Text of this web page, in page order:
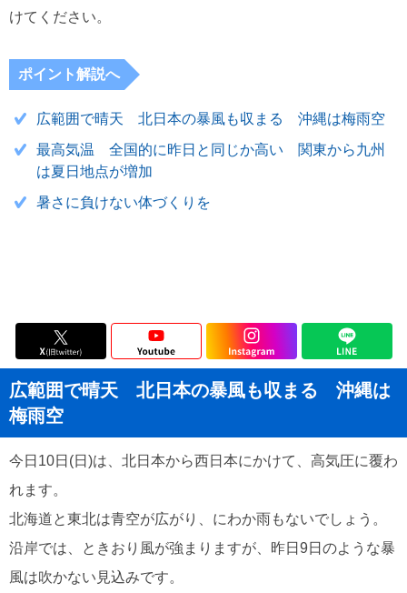
けてください。
ポイント解説へ
広範囲で晴天 北日本の暴風も収まる 沖縄は梅雨空
最高気温 全国的に昨日と同じか高い 関東から九州
は夏日地点が増加
暑さに負けない体づくりを
広範囲で晴天 北日本の暴風も収まる 沖縄は
梅雨空
今日10日(日)は、北日本から西日本にかけて、高気圧に覆わ
れます。
北海道と東北は青空が広がり、にわか雨もないでしょう。
沿岸では、ときおり風が強まりますが、昨日9日のような暴
風は吹かない見込みです。